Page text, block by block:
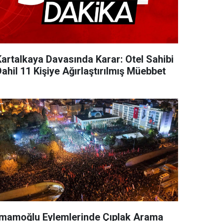
Davasında Karar: Otel Sahibi
11 Kişiye Ağırlaştırılmış Müebbet
Eylemlerinde Çıplak Arama